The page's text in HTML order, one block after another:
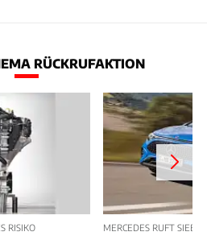
RÜCKRUFAKTION
RISIKO MERCEDES RUFT